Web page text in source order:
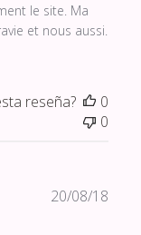
le site. Ma
et nous aussi.
reseña?
0
0
20/08/18